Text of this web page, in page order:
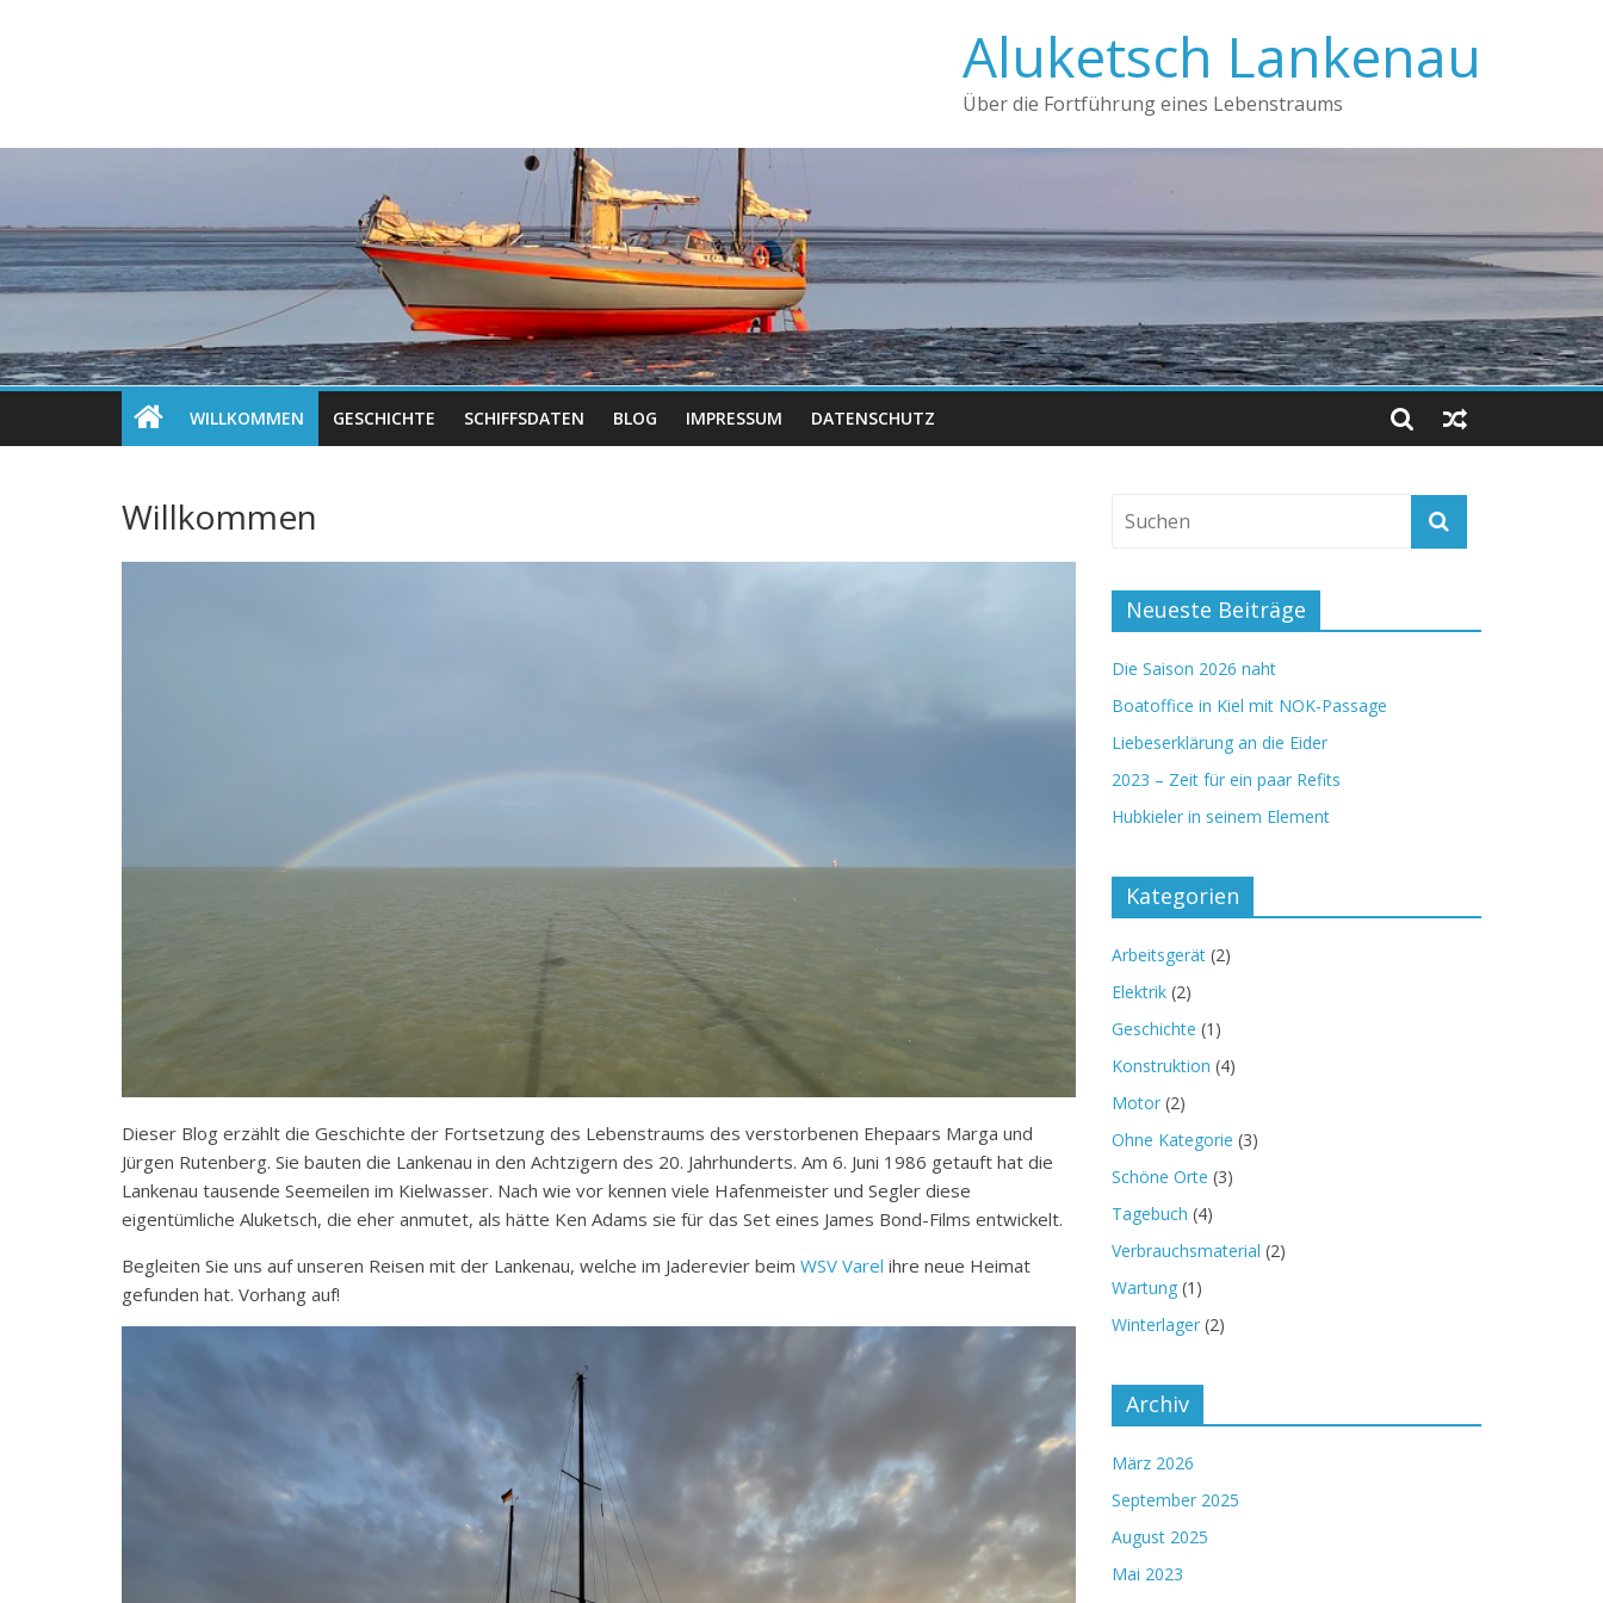
Aluketsch Lankenau
Über die Fortführung eines Lebenstraums
WILLKOMMEN GESCHICHTE SCHIFFSDATEN BLOG IMPRESSUM DATENSCHUTZ
Willkommen
Dieser Blog erzählt die Geschichte der Fortsetzung des Lebenstraums des verstorbenen Ehepaars Marga und
Jürgen Rutenberg. Sie bauten die Lankenau in den Achtzigern des 20. Jahrhunderts. Am 6. Juni 1986 getauft hat die
Lankenau tausende Seemeilen im Kielwasser. Nach wie vor kennen viele Hafenmeister und Segler diese
eigentümliche Aluketsch, die eher anmutet, als hätte Ken Adams sie für das Set eines James Bond-Films entwickelt.
Begleiten Sie uns auf unseren Reisen mit der Lankenau, welche im Jaderevier beim WSV Varel ihre neue Heimat
gefunden hat. Vorhang auf!
Neueste Beiträge
Die Saison 2026 naht
Boatoffice in Kiel mit NOK-Passage
Liebeserklärung an die Eider
2023 – Zeit für ein paar Refits
Hubkieler in seinem Element
Kategorien
Arbeitsgerät (2)
Elektrik (2)
Geschichte (1)
Konstruktion (4)
Motor (2)
Ohne Kategorie (3)
Schöne Orte (3)
Tagebuch (4)
Verbrauchsmaterial (2)
Wartung (1)
Winterlager (2)
Archiv
März 2026
September 2025
August 2025
Mai 2023